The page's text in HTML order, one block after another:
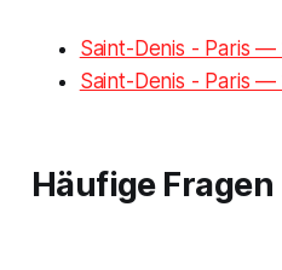
Saint-Denis - Paris —
Saint-Denis - Paris —
Häufige Fragen